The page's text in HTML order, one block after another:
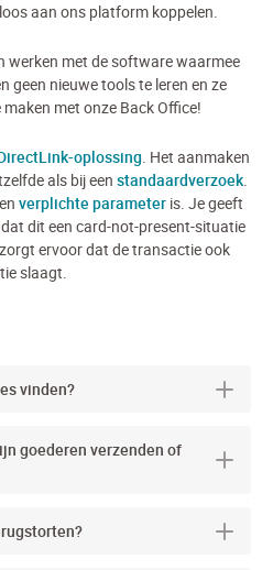
aan ons platform koppelen.
werken met de software waarmee
geen nieuwe tools te leren en ze
met onze Back Office!
oplossing. Het aanmaken
als bij een standaardverzoek.
verplichte parameter is. Je geeft
dit een card-not-present-situatie
ervoor dat de transactie ook
slaagt.
vinden?
goederen verzenden of